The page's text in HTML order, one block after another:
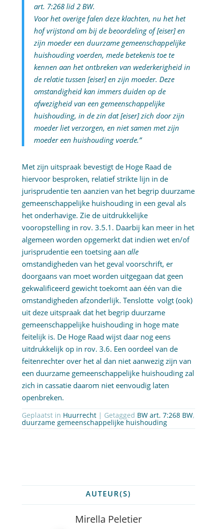
art. 7:268 lid 2 BW.
Voor het overige falen deze klachten, nu het het
hof vrijstond om bij de beoordeling of [eiser] en
zijn moeder een duurzame gemeenschappelijke
huishouding voerden, mede betekenis toe te
kennen aan het ontbreken van wederkerigheid in
de relatie tussen [eiser] en zijn moeder. Deze
omstandigheid kan immers duiden op de
afwezigheid van een gemeenschappelijke
huishouding, in de zin dat [eiser] zich door zijn
moeder liet verzorgen, en niet samen met zijn
moeder een huishouding voerde.”
Met zijn uitspraak bevestigt de Hoge Raad de
hiervoor besproken, relatief strikte lijn in de
jurisprudentie ten aanzien van het begrip duurzame
gemeenschappelijke huishouding in een geval als
het onderhavige. Zie de uitdrukkelijke
vooropstelling in rov. 3.5.1. Daarbij kan meer in het
algemeen worden opgemerkt dat indien wet en/of
jurisprudentie een toetsing aan alle
omstandigheden van het geval voorschrift, er
doorgaans van moet worden uitgegaan dat geen
gekwalificeerd gewicht toekomt aan één van die
omstandigheden afzonderlijk. Tenslotte volgt (ook)
uit deze uitspraak dat het begrip duurzame
gemeenschappelijke huishouding in hoge mate
feitelijk is. De Hoge Raad wijst daar nog eens
uitdrukkelijk op in rov. 3.6. Een oordeel van de
feitenrechter over het al dan niet aanwezig zijn van
een duurzame gemeenschappelijke huishouding zal
zich in cassatie daarom niet eenvoudig laten
openbreken.
Geplaatst in Huurrecht| Getagged BW art. 7:268 BW,
duurzame gemeenschappelijke huishouding
AUTEUR(S)
Mirella Peletier